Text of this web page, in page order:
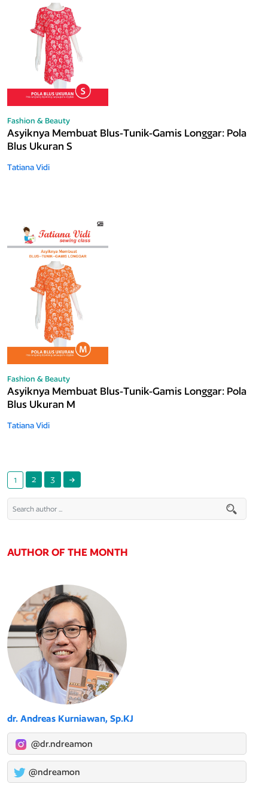
Fashion & Beauty
Asyiknya Membuat Blus-Tunik-Gamis Longgar: Pola
Blus Ukuran S
Tatiana Vidi
Fashion & Beauty
Asyiknya Membuat Blus-Tunik-Gamis Longgar: Pola
Blus Ukuran M
Tatiana Vidi
1 2 3
AUTHOR OF THE MONTH
dr. Andreas Kurniawan, Sp.KJ
@dr.ndreamon
@ndreamon